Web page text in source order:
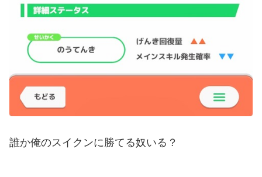
誰か俺のスイクンに勝てる奴いる？